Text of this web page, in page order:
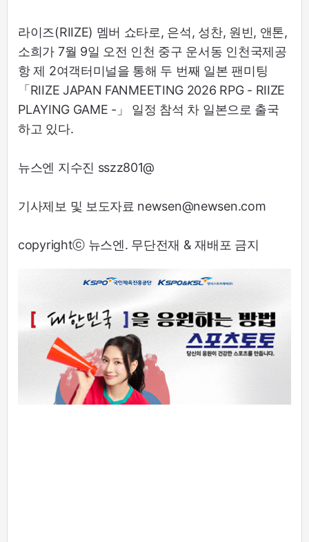
라이즈(RIIZE) 멤버 쇼타로, 은석, 성찬, 원빈, 앤톤,
소희가 7월 9일 오전 인천 중구 운서동 인천국제공
항 제 2여객터미널을 통해 두 번째 일본 팬미팅
「RIIZE JAPAN FANMEETING 2026 RPG - RIIZE
PLAYING GAME -」 일정 참석 차 일본으로 출국
하고 있다.
뉴스엔 지수진 sszz801@
기사제보 및 보도자료 newsen@newsen.com
copyrightⓒ 뉴스엔. 무단전재 & 재배포 금지